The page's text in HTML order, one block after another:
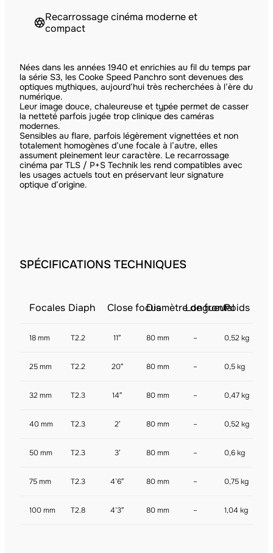
Recarrossage cinéma moderne et
compact
Nées dans les années 1940 et enrichies au fil du temps par
la série S3, les Cooke Speed Panchro sont devenues des
optiques mythiques, aujourd’hui très recherchées à l’ère du
numérique.
Leur image douce, chaleureuse et typée permet de casser
la netteté parfois jugée trop clinique des caméras
modernes.
Sensibles au flare, parfois légèrement vignettées et non
totalement homogènes d’une focale à l’autre, elles
assument pleinement leur caractère. Le recarrossage
cinéma par TLS / P+S Technik les rend compatibles avec
les usages actuels tout en préservant leur signature
optique d’origine.
SPÉCIFICATIONS TECHNIQUES
Focales Diaph Close focusDiamètre de frontal
LongueurPoids
18 mm T2.2 11″ 80 mm – 0,52 kg
25 mm T2.2 20″ 80 mm – 0,5 kg
32 mm T2.3 14″ 80 mm – 0,47 kg
40 mm T2.3 2′ 80 mm – 0,52 kg
50 mm T2.3 3′ 80 mm – 0,6 kg
75 mm T2.3 4’6″ 80 mm – 0,75 kg
100 mm T2.8 4’3″ 80 mm – 1,04 kg